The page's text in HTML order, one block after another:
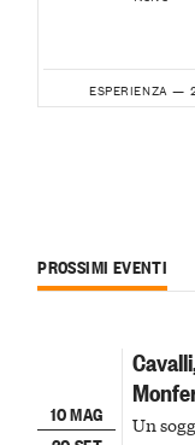
ESPERIENZA —
PROSSIMI EVENTI
10 MAG
Un